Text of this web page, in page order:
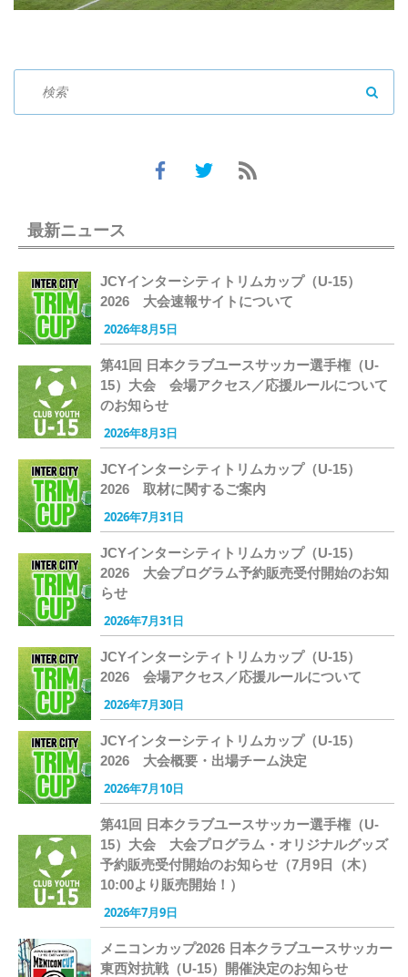
最新ニュース
JCYインターシティトリムカップ（U-15）
2026 大会速報サイトについて
2026年8月5日
第41回 日本クラブユースサッカー選手権（U-
15）大会 会場アクセス／応援ルールについて
のお知らせ
2026年8月3日
JCYインターシティトリムカップ（U-15）
2026 取材に関するご案内
2026年7月31日
JCYインターシティトリムカップ（U-15）
2026 大会プログラム予約販売受付開始のお知
らせ
2026年7月31日
JCYインターシティトリムカップ（U-15）
2026 会場アクセス／応援ルールについて
2026年7月30日
JCYインターシティトリムカップ（U-15）
2026 大会概要・出場チーム決定
2026年7月10日
第41回 日本クラブユースサッカー選手権（U-
15）大会 大会プログラム・オリジナルグッズ
予約販売受付開始のお知らせ（7月9日（木）
10:00より販売開始！）
2026年7月9日
メニコンカップ2026 日本クラブユースサッカー
東西対抗戦（U-15）開催決定のお知らせ